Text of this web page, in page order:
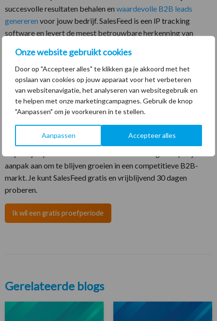
Onze website gebruikt cookies
Door op "Accepteer alles" te klikken ga je akkoord met het
opslaan van cookies op jouw apparaat voor het verbeteren
van websitenavigatie, het analyseren van websitegebruik en
te helpen met onze marketingcampagnes. Gebruik de knop
"Aanpassen" om je voorkeuren in te stellen.
Aanpassen Accepteer alles
succesvolle resultaten behalen en waardevolle B2B leads
genereren voor jouw bedrijf. SalesFeed is een lP tracking
software en levert de meest betrouwbare herkenning van
verkeer op je website.
SalesFeed geeft inzicht en helpt jou om:
de juiste effectieve leadgeneratie strategieën toe te passen,
marketinginspanningen af te stemmen op de behoeften van
en leads te kwalificeren en te prioriteren.
aanpak aan om te blijven groeien in een competitieve B2B-
markt. Je kunt SalesFeed gratis en vrijblijvend 30 dagen
proberen.
Ik wil een gratis proefperiode
Gerelateerde blogs